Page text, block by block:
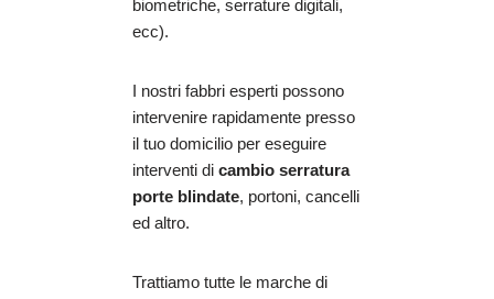
biometriche, serrature digitali,
ecc).
I nostri fabbri esperti possono
intervenire rapidamente presso
il tuo domicilio per eseguire
interventi di cambio serratura
porte blindate, portoni, cancelli
ed altro.
Trattiamo tutte le marche di